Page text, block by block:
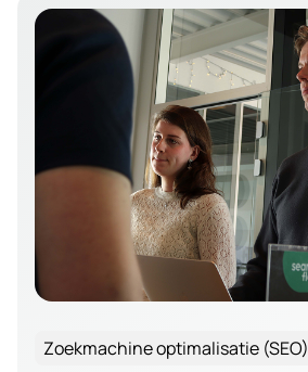
Zoekmachine optimalisatie (SEO)